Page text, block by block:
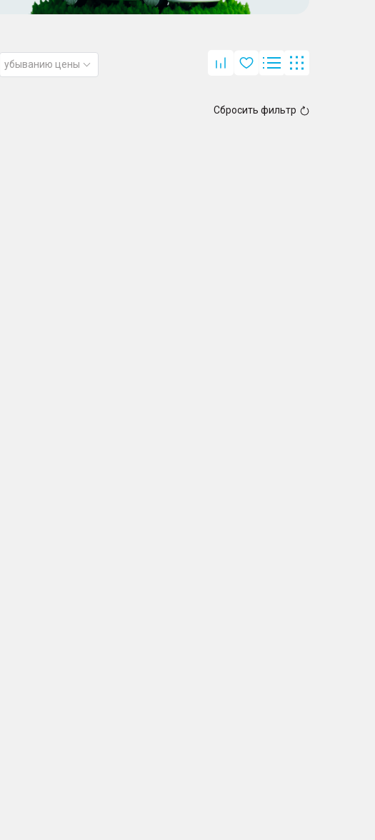
убыванию цены
Сбросить фильтр